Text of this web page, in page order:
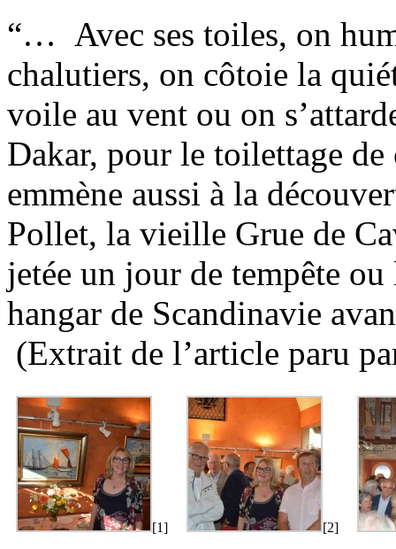
“… Avec ses toiles, on
chalutiers, on côtoie la
voile au vent ou on
Dakar, pour le toilettage
emmène aussi à la
Pollet, la vieille Grue de
jetée un jour de tempête
hangar de Scandinavie
(Extrait de l’article paru
[1] [2]